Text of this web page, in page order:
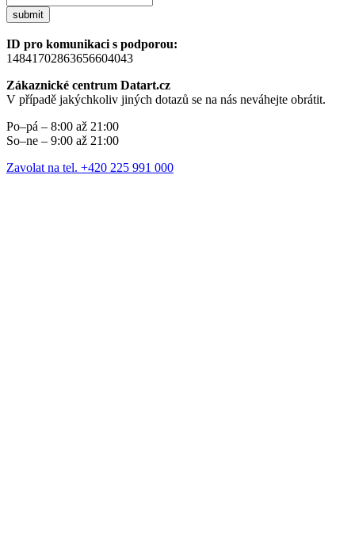
submit
ID pro komunikaci s podporou:
14841702863656604043
Zákaznické centrum Datart.cz
V případě jakýchkoliv jiných dotazů se na nás neváhejte obrátit.
Po–pá – 8:00 až 21:00
So–ne – 9:00 až 21:00
Zavolat na tel. +420 225 991 000